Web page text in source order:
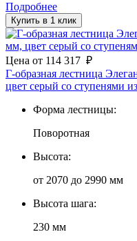
Подробнее
Купить в 1 клик
Цена от 114 317 ₽
Г-образная лестница
цвет серый со ступенями
Форма лестницы:
Поворотная
Высота:
от 2070 до 2990 мм
Высота шага:
230 мм